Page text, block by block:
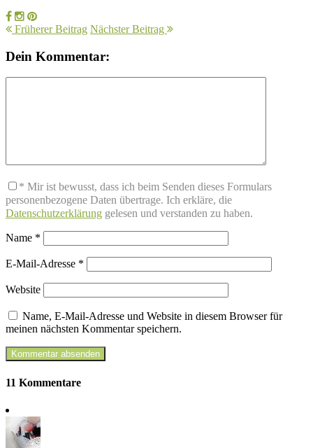
Früherer Beitrag Nächster Beitrag
Dein Kommentar:
* Mir ist bewusst, dass ich beim Senden dieses Formulars
personenbezogene Daten übertrage. Ich erkläre, die
Datenschutzerklärung gelesen und verstanden zu haben.
Name *
E-Mail-Adresse *
Website
Name, E-Mail-Adresse und Website in diesem Browser für
meinen nächsten Kommentar speichern.
11 Kommentare